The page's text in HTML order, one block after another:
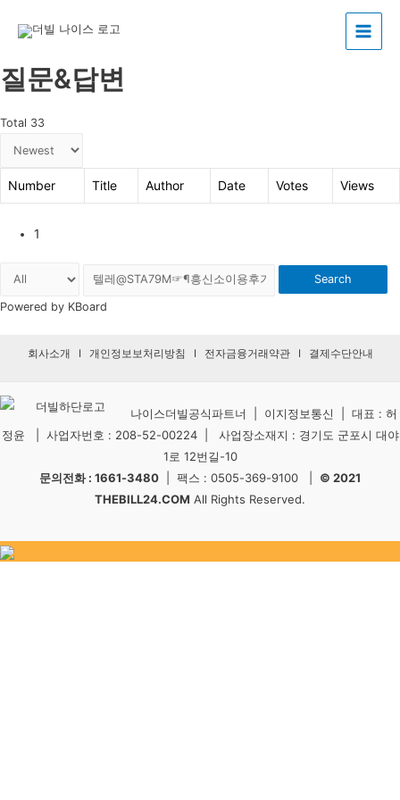
Main
질문&답변
Total 33
Number Title Author Date Votes Views
1
Search
Powered by KBoard
회사소개 I 개인정보보처리방침 I 전자금융거래약관I 결제수단안내
나이스더빌공식파트너 | 이지정보통신 | 대표 : 허
정윤 | 사업자번호 : 208-52-00224 | 사업장소재지 : 경기도 군포시 대야
1로 12번길-10
문의전화 : 1661-3480 | 팩스 : 0505-369-9100 | © 2021
THEBILL24.COM All Rights Reserved.